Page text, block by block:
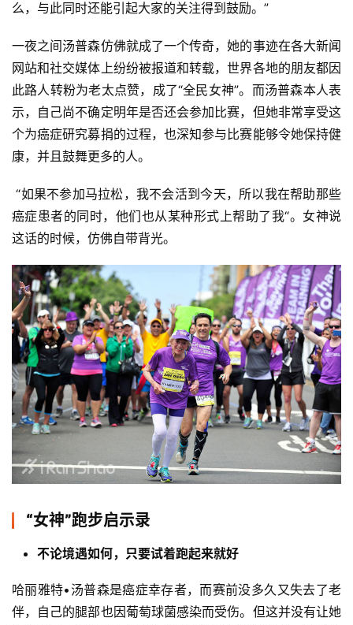
备
训
练
视
用
户
选
运
动
集
么，与此同时还能引起大家的关注得到鼓励。”
一夜之间汤普森仿佛就成了一个传奇，她的事迹在各大新闻
网站和社交媒体上纷纷被报道和转载，世界各地的朋友都因
此路人转粉为老太点赞，成了“全民女神”。而汤普森本人表
示，自己尚不确定明年是否还会参加比赛，但她非常享受这
个为癌症研究募捐的过程，也深知参与比赛能够令她保持健
康，并且鼓舞更多的人。
“如果不参加马拉松，我不会活到今天，所以我在帮助那些
癌症患者的同时，他们也从某种形式上帮助了我“。女神说
这话的时候，仿佛自带背光。
“女神”跑步启示录
不论境遇如何，只要试着跑起来就好
哈丽雅特•汤普森是癌症幸存者，而赛前没多久又失去了老
伴，自己的腿部也因葡萄球菌感染而受伤。但这并没有让她